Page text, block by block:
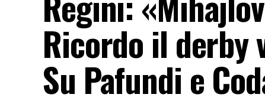
Ricordo il derby
Su Pafundi e